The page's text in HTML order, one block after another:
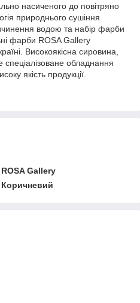
насиченого до повітряно
природнього сушіння
водою та набір фарби
фарби ROSA Gallery
Високоякісна сировина,
спеціалізоване обладнання
якість продукції.
ROSA Gallery
Коричневий